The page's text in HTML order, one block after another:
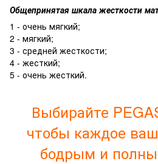
Общепринятая шкала жесткости
1 - очень мягкий;
2 - мягкий;
3 - средней жесткости;
4 - жесткий;
5 - очень жесткий.
Выбирайте
чтобы каждое
бодрым и